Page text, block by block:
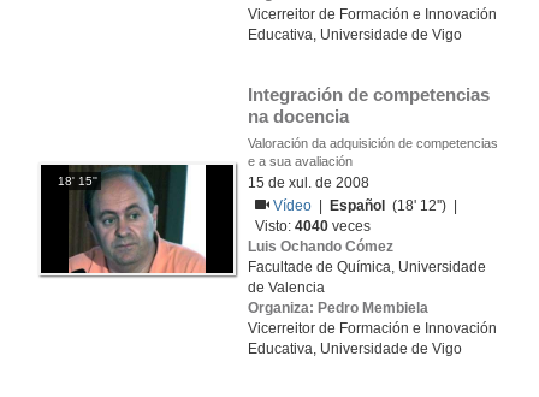
Vicerreitor de Formación e Innovación
Educativa, Universidade de Vigo
18' 15''
Integración de competencias
na docencia
Valoración da adquisición de competencias
e a sua avaliación
15 de xul. de 2008
Vídeo
Español
(18' 12'') |
Visto:4040 veces
Luis Ochando Cómez
Facultade de Química, Universidade
de Valencia
Organiza: Pedro Membiela
Vicerreitor de Formación e Innovación
Educativa, Universidade de Vigo